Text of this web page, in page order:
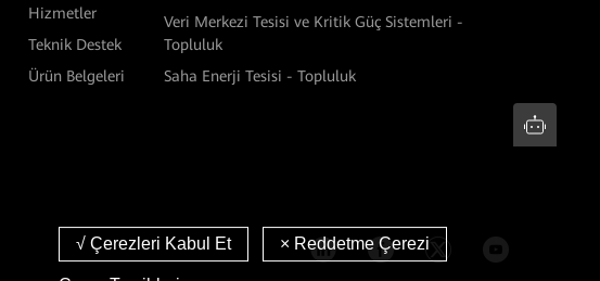
Hizmetler
Teknik Destek
Ürün Belgeleri
Veri Merkezi Tesisi ve Kritik Güç Sistemleri -
Topluluk
Saha Enerji Tesisi - Topluluk